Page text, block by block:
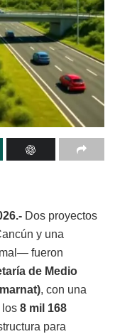
Dos proyectos
y una
fueron
de Medio
, con una
los 8 mil 168
para